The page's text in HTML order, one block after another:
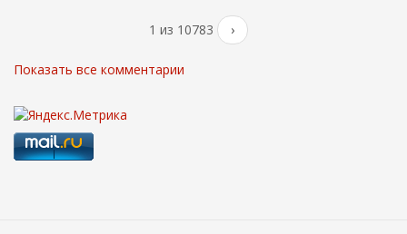
1 из 10783 ›
Показать все комментарии